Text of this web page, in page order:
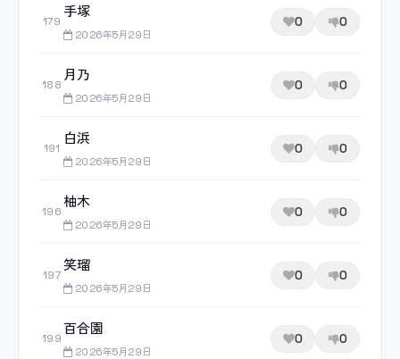
179
手塚
2026年5月29日
0 0
188
月乃
2026年5月29日
0 0
191
白浜
2026年5月29日
0 0
196
柚木
2026年5月29日
0 0
197
笑瑠
2026年5月29日
0 0
199
百合園
2026年5月29日
0 0